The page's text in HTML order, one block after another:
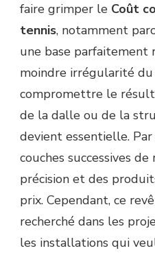
faire grimper le Coût
tennis, notamment
une base parfaitement
moindre irrégularité
compromettre le
de la dalle ou de la
devient essentielle.
couches successives
précision et des
prix. Cependant, ce
recherché dans les
les installations qui